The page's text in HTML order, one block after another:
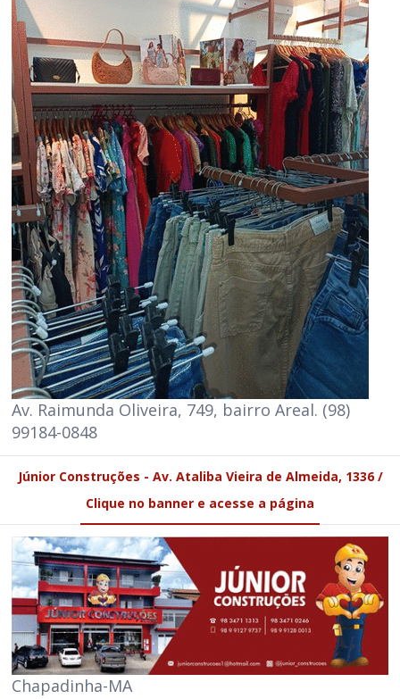
Av. Raimunda Oliveira, 749, bairro Areal. (98)
99184-0848
Júnior Construções - Av. Ataliba Vieira de Almeida, 1336 /
Clique no banner e acesse a página
Chapadinha-MA